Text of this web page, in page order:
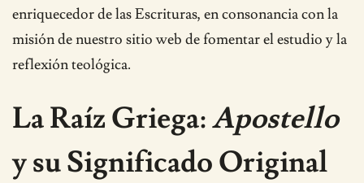
enriquecedor de las Escrituras, en consonancia con la
misión de nuestro sitio web de fomentar el estudio y la
reflexión teológica.
La Raíz Griega:Apostello
y su Significado Original